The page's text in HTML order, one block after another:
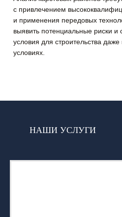
с привлечением
и применения передовых
выявить потенциальные риски и
условия для строительства
условиях.
НАШИ УСЛУГИ